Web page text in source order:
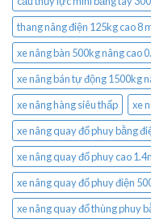
thang nâng điện 125kg cao 8
xe nâng bàn 500kg nâng cao
xe nâng bán tự động 1500kg
xe nâng hàng siêu thấp
xe
xe nâng quay đổ phuy bằng
xe nâng quay đổ phuy cao
xe nâng quay đổ phuy điện
xe nâng quay đổ thùng phuy